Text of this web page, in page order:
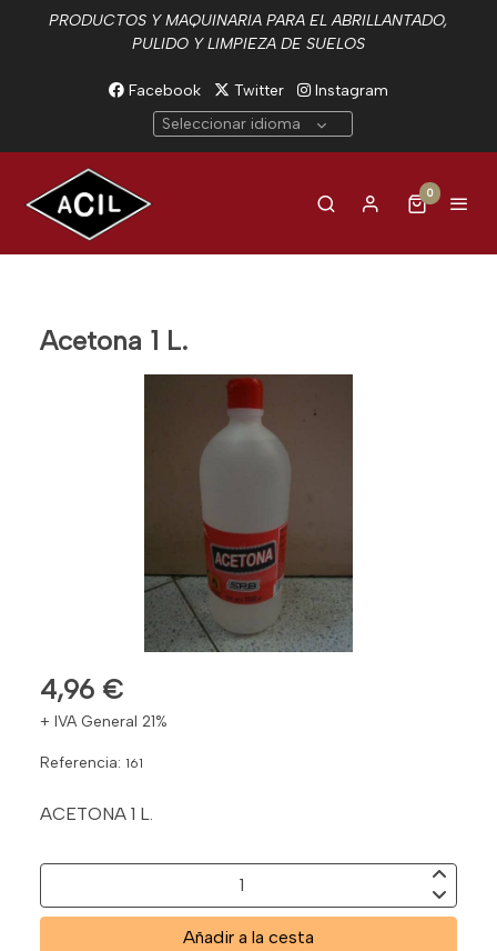
PRODUCTOS Y MAQUINARIA PARA EL ABRILLANTADO,
PULIDO Y LIMPIEZA DE SUELOS
Facebook Twitter
Instagram
Seleccionar idioma
0
Acetona 1 L.
4,96 €
+ IVA General 21%
Referencia: 161
ACETONA 1 L.
Añadir a la cesta